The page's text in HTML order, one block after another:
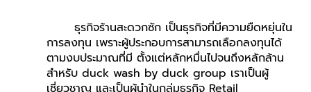
การลงทุน เพราะผู้ประกอบการสามารถเลือกลงทุนได้
ตามงบประมาณที่มี ตั้งแต่หลักหมื่นไปจนถึงหลักล้าน
สำหรับ duck wash by duck group เราเป็นผู้
เชี่ยวชาญ และเป็นผู้นำในกลุ่มธุรกิจ Retail